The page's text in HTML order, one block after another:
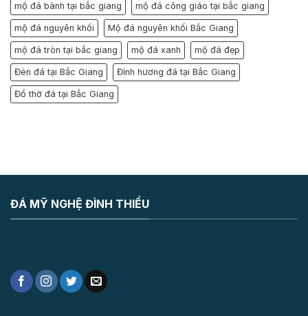
mộ đá bành tại bắc giang mộ đá công giáo tại bắc giang
mộ đá nguyên khối Mộ đá nguyên khối Bắc Giang
mộ đá tròn tại bắc giang mộ đá xanh mộ đá đẹp
Đèn đá tại Bắc Giang Đỉnh hương đá tại Bắc Giang
Đồ thờ đá tại Bắc Giang
ĐÁ MỸ NGHỆ ĐÌNH THIỀU